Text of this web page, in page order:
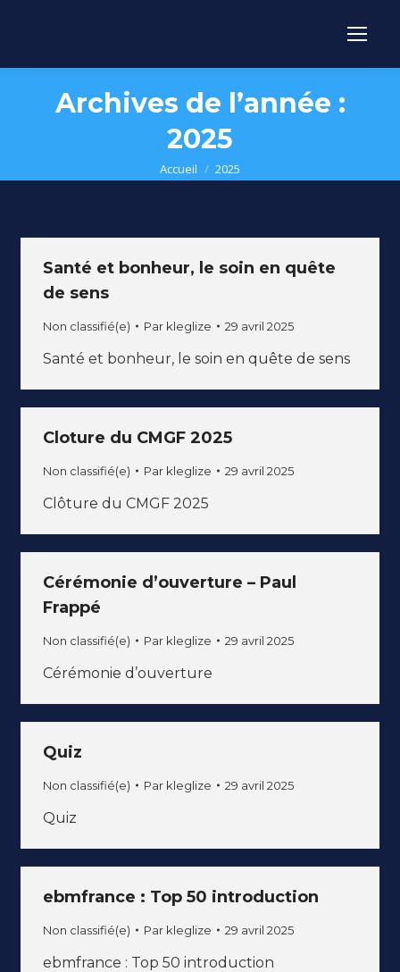
Archives de l’année :
2025
Vous êtes ici :
Accueil 2025
Santé et bonheur, le soin en quête
de sens
Non classifié(e) Par kleglize 29 avril 2025
Santé et bonheur, le soin en quête de sens
Cloture du CMGF 2025
Non classifié(e) Par kleglize 29 avril 2025
Clôture du CMGF 2025
Cérémonie d’ouverture – Paul
Frappé
Non classifié(e) Par kleglize 29 avril 2025
Cérémonie d’ouverture
Quiz
Non classifié(e) Par kleglize 29 avril 2025
Quiz
ebmfrance : Top 50 introduction
Non classifié(e) Par kleglize 29 avril 2025
ebmfrance : Top 50 introduction